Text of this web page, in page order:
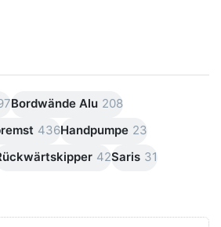
Bordwände Alu 208
436Handpumpe 23
42Saris 31